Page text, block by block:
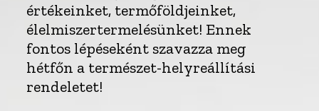
értékeinket, termőföldjeinket,
élelmiszertermelésünket! Ennek
fontos lépéseként szavazza meg
hétfőn a természet-helyreállítási
rendeletet!